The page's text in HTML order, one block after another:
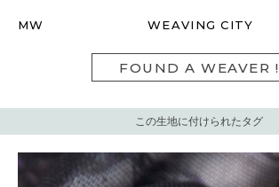
MW WEAVING CITY
FOUND A WEAVER !
この生地に付けられたタグ